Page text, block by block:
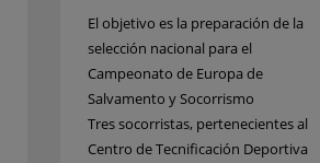
El objetivo es la preparación de la
selección nacional para el
Campeonato de Europa de
Salvamento y Socorrismo
Tres socorristas, pertenecientes al
Centro de Tecnificación Deportiva